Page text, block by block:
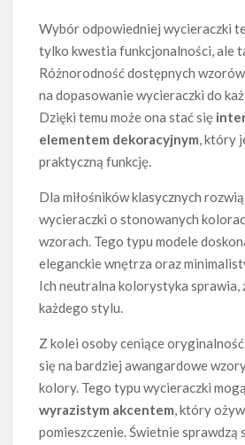
Wybór odpowiedniej wycieraczki
tylko kwestia funkcjonalności, ale
Różnorodność dostępnych
na dopasowanie wycieraczki do
Dzięki temu może ona stać się
elementem dekoracyjnym, który
praktyczną funkcję.
Dla miłośników klasycznych
wycieraczki o stonowanych
wzorach. Tego typu modele
eleganckie wnętrza oraz
Ich neutralna kolorystyka sprawia,
każdego stylu.
Z kolei osoby ceniące
się na bardziej awangardowe
kolory. Tego typu wycieraczki
wyrazistym akcentem, który
pomieszczenie. Świetnie sprawdzą